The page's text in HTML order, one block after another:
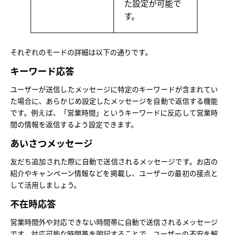
た設定が可能で
す。
それぞれのモードの詳細は以下の通りです。
キーワード応答
ユーザーが送信したメッセージに特定のキーワードが含まれてい
た場合に、あらかじめ設定したメッセージを自動で返信する機能
です。例えば、「営業時間」というキーワードに反応して営業時
間の情報を返信するよう設定できます。
あいさつメッセージ
友だち追加された際に自動で送信されるメッセージです。お店の
紹介やキャンペーン情報などを掲載し、ユーザーの最初の接点と
して活用しましょう。
不在時応答
営業時間外や対応できない時間帯に自動で送信されるメッセージ